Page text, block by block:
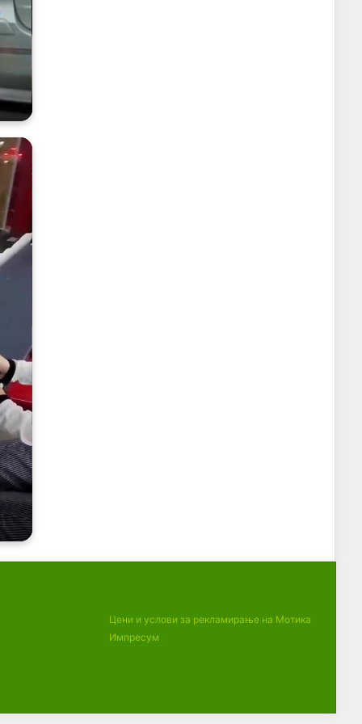
Цени и услови за рекламирање на Мотика
Импресум